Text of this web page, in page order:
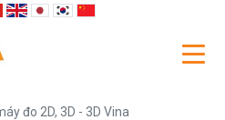
đo 2D, 3D - 3D Vina